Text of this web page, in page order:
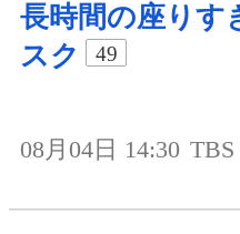
長時間の座りす
スク
49
08月04日 14:30